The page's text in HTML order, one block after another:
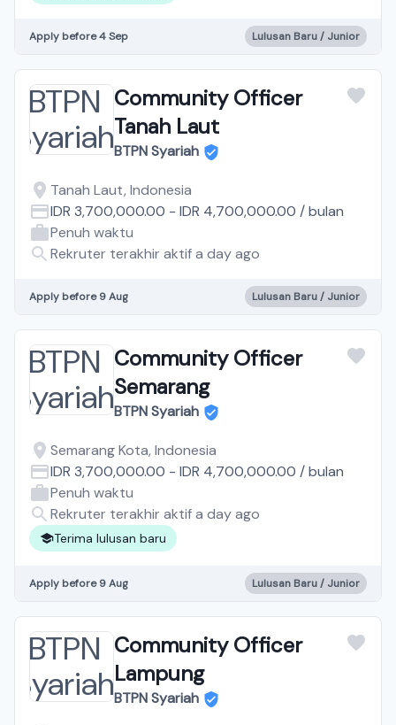
Apply before 4 Sep Lulusan Baru / Junior
Community Officer
Tanah Laut
BTPN Syariah
Tanah Laut, Indonesia
IDR 3,700,000.00 - IDR 4,700,000.00 /bulan
Penuh waktu
Rekruter terakhir aktif a day ago
Apply before 9 Aug Lulusan Baru / Junior
Community Officer
Semarang
BTPN Syariah
Semarang Kota, Indonesia
IDR 3,700,000.00 - IDR 4,700,000.00 /bulan
Penuh waktu
Rekruter terakhir aktif a day ago
Terima lulusan baru
Apply before 9 Aug Lulusan Baru / Junior
Community Officer
Lampung
BTPN Syariah